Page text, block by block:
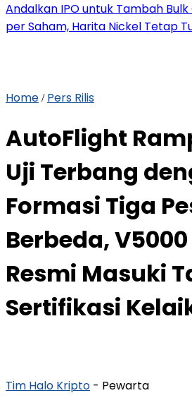
Andalkan IPO untuk Tambah
per Saham, Harita Nickel Tetap
Home / Pers Rilis
AutoFlight
Uji Terbang
Formasi Tiga
Berbeda,
Resmi Masuki
Sertifikasi
Tim Halo Kripto - Pewarta